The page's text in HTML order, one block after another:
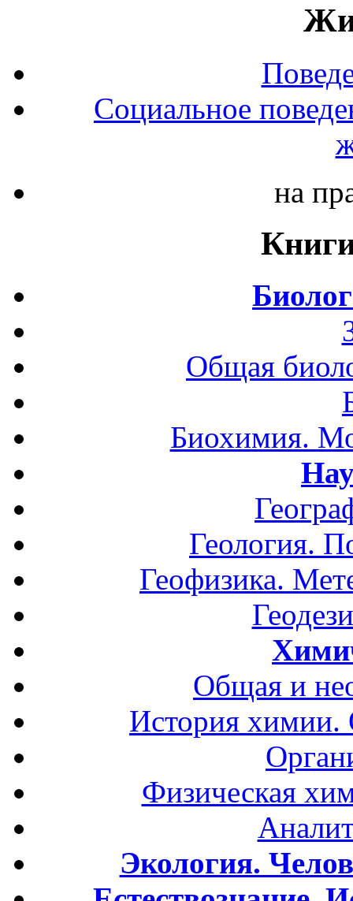
Социальное
на
Общая
Биохимия.
Геология.
Геофизика.
Общая и
История
Физическая
Экология.